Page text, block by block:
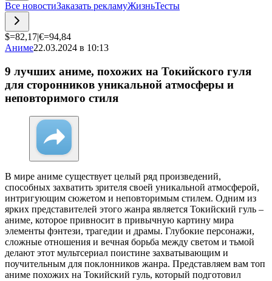
Все новостиЗаказать рекламуЖизньТесты
$=82,17|€=94,84
Аниме22.03.2024 в 10:13
9 лучших аниме, похожих на Токийского гуля
для сторонников уникальной атмосферы и
неповторимого стиля
В мире аниме существует целый ряд произведений,
способных захватить зрителя своей уникальной атмосферой,
интригующим сюжетом и неповторимым стилем. Одним из
ярких представителей этого жанра является Токийский гуль –
аниме, которое привносит в привычную картину мира
элементы фэнтези, трагедии и драмы. Глубокие персонажи,
сложные отношения и вечная борьба между светом и тьмой
делают этот мультсериал поистине захватывающим и
поучительным для поклонников жанра. Представляем вам топ
аниме похожих на Токийский гуль, который подготовил